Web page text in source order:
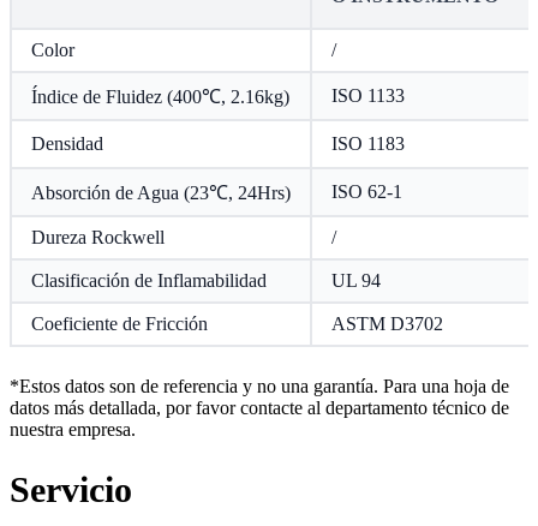
Color /
Índice de Fluidez (400℃, 2.16kg) ISO 1133
Densidad ISO 1183
Absorción de Agua (23℃, 24Hrs) ISO 62-1
Dureza Rockwell /
Clasificación de Inflamabilidad UL 94
Coeficiente de Fricción ASTM D3702
*Estos datos son de referencia y no una garantía. Para una hoja de
datos más detallada, por favor contacte al departamento técnico de
nuestra empresa.
Servicio